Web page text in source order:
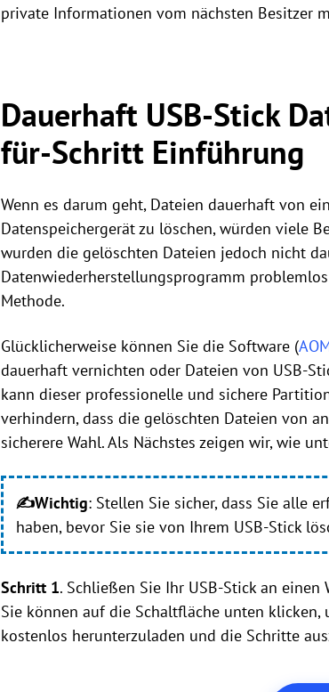
private Informationen vom nächsten Besitzer
Dauerhaft USB-Stick
für-Schritt Einführung
Wenn es darum geht, Dateien dauerhaft von
Datenspeichergerät zu löschen, würden viele
wurden die gelöschten Dateien jedoch nicht
Datenwiederherstellungsprogramm
Methode.
Glücklicherweise können Sie die Software (
dauerhaft vernichten oder Dateien von USB-
kann dieser professionelle und sichere
verhindern, dass die gelöschten Dateien von
sicherere Wahl. Als Nächstes zeigen wir, wie
✍Wichtig: Stellen Sie sicher, dass Sie alle
haben, bevor Sie sie von Ihrem USB-Stick
Schritt 1. Schließen Sie Ihr USB-Stick an
Sie können auf die Schaltfläche unten
kostenlos herunterzuladen und die Schritte